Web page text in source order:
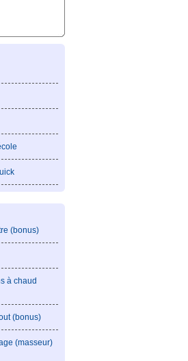
(bonus)
à chaud
(bonus)
(masseur)